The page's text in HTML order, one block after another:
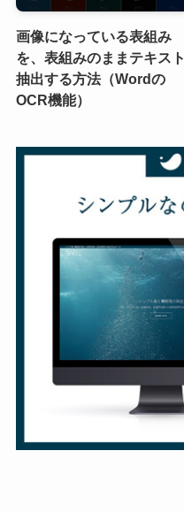
画像になっている表組み
を、表組みのままテキスト
抽出する方法（Wordの
OCR機能）